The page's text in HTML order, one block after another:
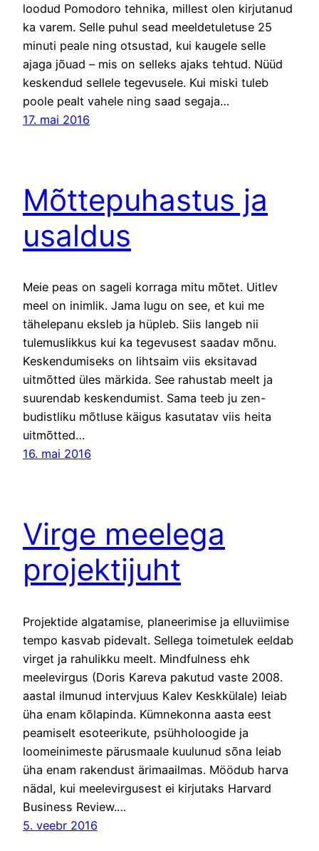
loodud Pomodoro tehnika, millest olen kirjutanud
ka varem. Selle puhul sead meeldetuletuse 25
minuti peale ning otsustad, kui kaugele selle
ajaga jõuad – mis on selleks ajaks tehtud. Nüüd
keskendud sellele tegevusele. Kui miski tuleb
poole pealt vahele ning saad segaja…
17. mai 2016
Mõttepuhastus ja
usaldus
Meie peas on sageli korraga mitu mõtet. Uitlev
meel on inimlik. Jama lugu on see, et kui me
tähelepanu eksleb ja hüpleb. Siis langeb nii
tulemuslikkus kui ka tegevusest saadav mõnu.
Keskendumiseks on lihtsaim viis eksitavad
uitmõtted üles märkida. See rahustab meelt ja
suurendab keskendumist. Sama teeb ju zen-
budistliku mõtluse käigus kasutatav viis heita
uitmõtted…
16. mai 2016
Virge meelega
projektijuht
Projektide algatamise, planeerimise ja elluviimise
tempo kasvab pidevalt. Sellega toimetulek eeldab
virget ja rahulikku meelt. Mindfulness ehk
meelevirgus (Doris Kareva pakutud vaste 2008.
aastal ilmunud intervjuus Kalev Keskkülale) leiab
üha enam kõlapinda. Kümnekonna aasta eest
peamiselt esoteerikute, psühholoogide ja
loomeinimeste pärusmaale kuulunud sõna leiab
üha enam rakendust ärimaailmas. Möödub harva
nädal, kui meelevirgusest ei kirjutaks Harvard
Business Review.…
5. veebr 2016